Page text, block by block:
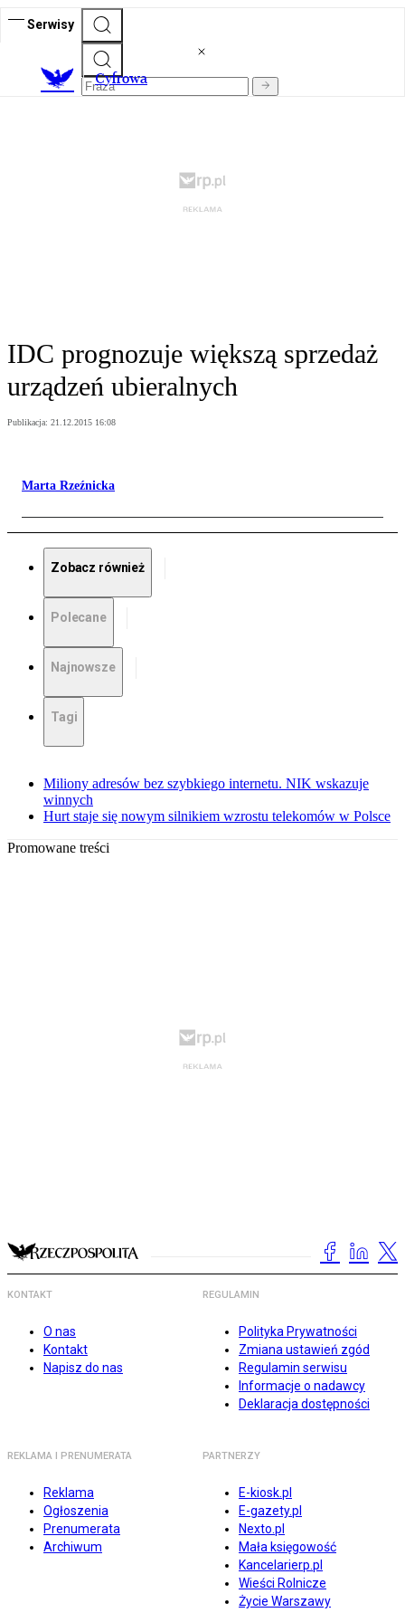
Serwisy
Cyfrowa
IDC prognozuje większą sprzedaż
urządzeń ubieralnych
Publikacja: 21.12.2015 16:08
Marta Rzeźnicka
Zobacz również
Polecane
Najnowsze
Tagi
Miliony adresów bez szybkiego internetu. NIK wskazuje
winnych
Hurt staje się nowym silnikiem wzrostu telekomów w Polsce
Promowane treści
KONTAKT
O nas
Kontakt
Napisz do nas
REGULAMIN
Polityka Prywatności
Zmiana ustawień zgód
Regulamin serwisu
Informacje o nadawcy
Deklaracja dostępności
REKLAMA I PRENUMERATA
Reklama
Ogłoszenia
Prenumerata
Archiwum
PARTNERZY
E-kiosk.pl
E-gazety.pl
Nexto.pl
Mała księgowość
Kancelarierp.pl
Wieści Rolnicze
Życie Warszawy